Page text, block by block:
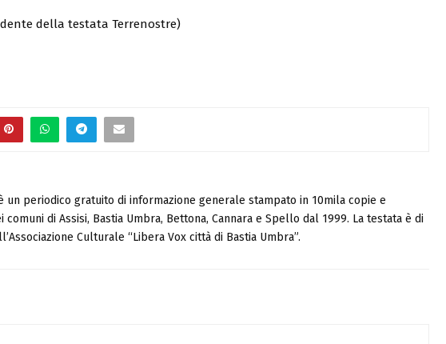
della testata Terrenostre)
un periodico gratuito di informazione generale stampato in 10mila copie e
di Assisi, Bastia Umbra, Bettona, Cannara e Spello dal 1999. La testata è di
Culturale “Libera Vox città di Bastia Umbra”.